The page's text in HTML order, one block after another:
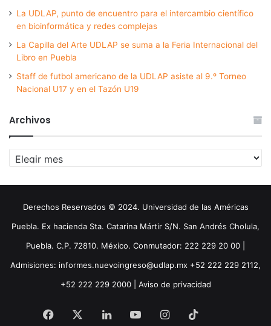
La UDLAP, punto de encuentro para el intercambio científico
en bioinformática y redes complejas
La Capilla del Arte UDLAP se suma a la Feria Internacional del
Libro en Puebla
Staff de futbol americano de la UDLAP asiste al 9.º Torneo
Nacional U17 y en el Tazón U19
Archivos
Archivos
Derechos Reservados © 2024. Universidad de las Américas
Puebla. Ex hacienda Sta. Catarina Mártir S/N. San Andrés Cholula,
Puebla. C.P. 72810. México. Conmutador: 222 229 20 00 |
Admisiones: informes.nuevoingreso@udlap.mx +52 222 229 2112,
+52 222 229 2000 | Aviso de privacidad
Facebook LinkedInYouTubeInstagram